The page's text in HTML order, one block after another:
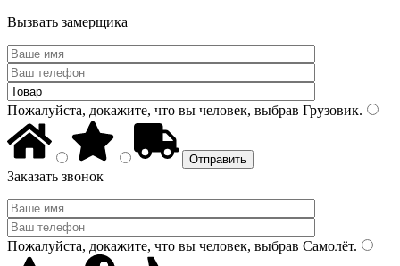
Вызвать замерщика
Пожалуйста, докажите, что вы человек, выбрав Грузовик.
Заказать звонок
Пожалуйста, докажите, что вы человек, выбрав Самолёт.